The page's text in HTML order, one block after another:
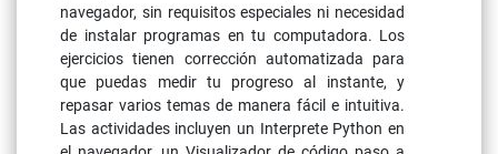
navegador, sin requisitos especiales ni necesidad
de instalar programas en tu computadora. Los
ejercicios tienen corrección automatizada para
que puedas medir tu progreso al instante, y
repasar varios temas de manera fácil e intuitiva.
Las actividades incluyen un Interprete Python en